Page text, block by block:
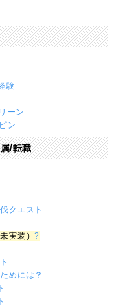
験
ーン
ン
/転職
クエスト
実装）?
めには？